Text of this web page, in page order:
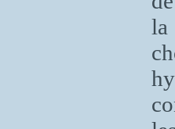
la